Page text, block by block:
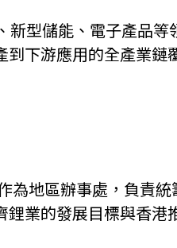
型儲能、電子產品等
下游應用的全產業鏈
地區辦事處，負責
業的發展目標與香港